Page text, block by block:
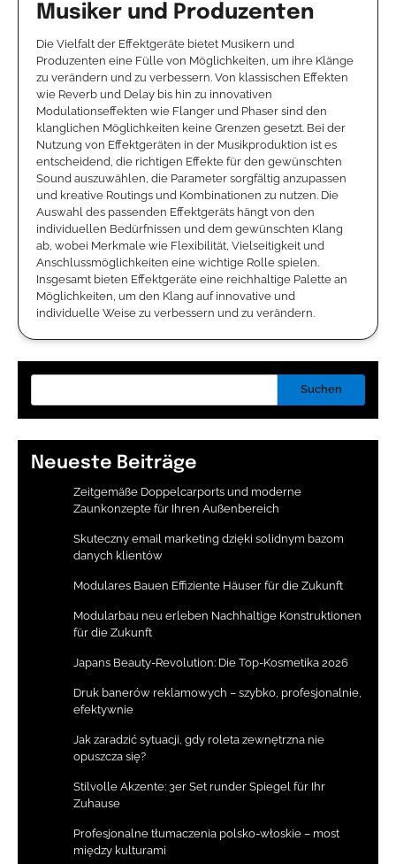
Musiker und Produzenten
Die Vielfalt der Effektgeräte bietet Musikern und
Produzenten eine Fülle von Möglichkeiten, um ihre Klänge
zu verändern und zu verbessern. Von klassischen Effekten
wie Reverb und Delay bis hin zu innovativen
Modulationseffekten wie Flanger und Phaser sind den
klanglichen Möglichkeiten keine Grenzen gesetzt. Bei der
Nutzung von Effektgeräten in der Musikproduktion ist es
entscheidend, die richtigen Effekte für den gewünschten
Sound auszuwählen, die Parameter sorgfältig anzupassen
und kreative Routings und Kombinationen zu nutzen. Die
Auswahl des passenden Effektgeräts hängt von den
individuellen Bedürfnissen und dem gewünschten Klang
ab, wobei Merkmale wie Flexibilität, Vielseitigkeit und
Anschlussmöglichkeiten eine wichtige Rolle spielen.
Insgesamt bieten Effektgeräte eine reichhaltige Palette an
Möglichkeiten, um den Klang auf innovative und
individuelle Weise zu verbessern und zu verändern.
Suchen
Neueste Beiträge
Zeitgemäße Doppelcarports und moderne
Zaunkonzepte für Ihren Außenbereich
Skuteczny email marketing dzięki solidnym bazom
danych klientów
Modulares Bauen Effiziente Häuser für die Zukunft
Modularbau neu erleben Nachhaltige Konstruktionen
für die Zukunft
Japans Beauty-Revolution: Die Top-Kosmetika 2026
Druk banerów reklamowych – szybko, profesjonalnie,
efektywnie
Jak zaradzić sytuacji, gdy roleta zewnętrzna nie
opuszcza się?
Stilvolle Akzente: 3er Set runder Spiegel für Ihr
Zuhause
Profesjonalne tłumaczenia polsko-włoskie – most
między kulturami